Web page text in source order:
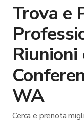
Trova e
Riunioni
WA
Cerca e prenota